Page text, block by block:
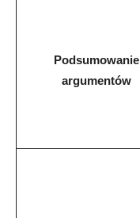
Podsumowanie
argumentów